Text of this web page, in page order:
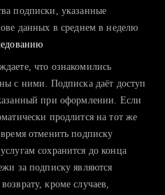
поиск и вручную поднимаете
и оценить шансы
подписки, указанные
данных в среднем в неделю
что ознакомились
с ними. Подписка даёт доступ
при оформлении. Если
продлится на тот же
отменить подписку
сохранится до конца
за подписку являются
кроме случаев,